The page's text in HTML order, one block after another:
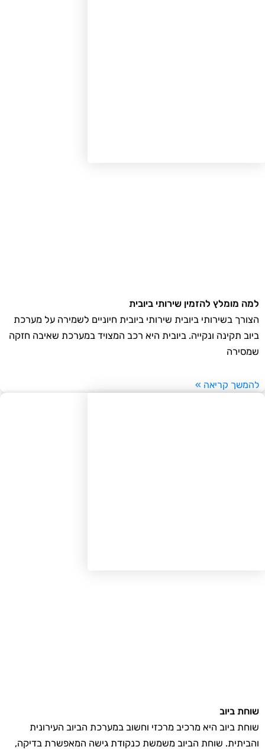
מומלץ להזמין שירותי ביובית
בשירותי ביובית שירותי ביובית חיוניים לשמירה על מערכת
תקינה ונקייה. ביובית היא רכב המצויד במערכת שאיבה חזקה
קריאה »
ביוב
ביוב היא מרכיב מרכזי וחשוב במערכת הביוב העירונית
שוחת הביוב משמשת כנקודת גישה המאפשרת בדיקה,